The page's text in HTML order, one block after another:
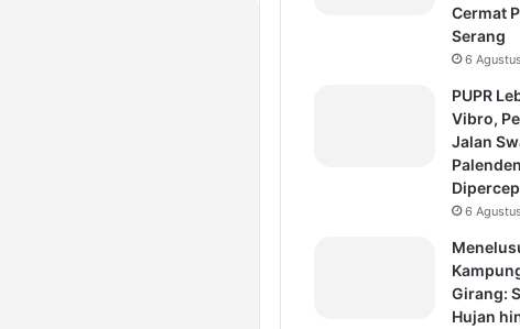
Cermat
Serang
6
PUPR
Vibro,
Jalan
6
Girang:
Hujan